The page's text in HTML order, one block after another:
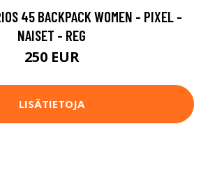
45 BACKPACK WOMEN - PIXEL -
NAISET - REG
250 EUR
LISÄTIETOJA